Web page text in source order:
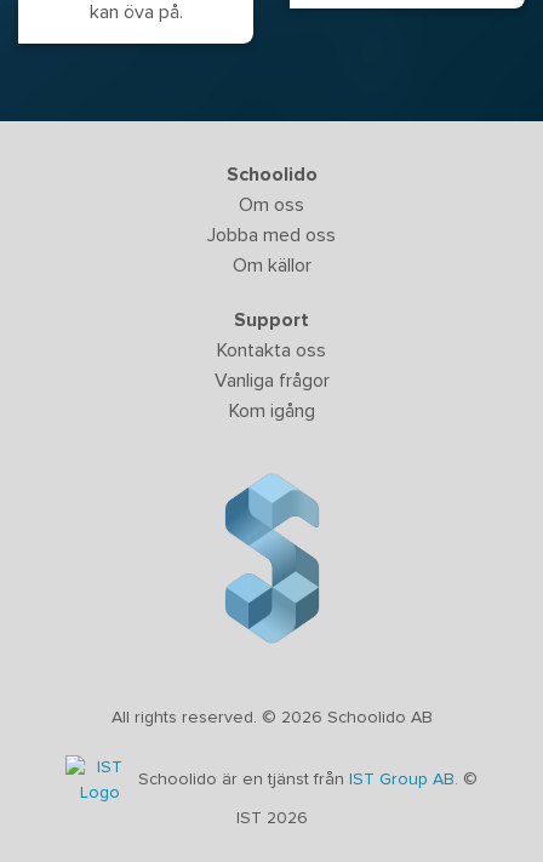
kan öva på.
Schoolido
Om oss
Jobba med oss
Om källor
Support
Kontakta oss
Vanliga frågor
Kom igång
All rights reserved. © 2026 Schoolido AB
Schoolido är en tjänst från IST Group AB. ©
IST 2026